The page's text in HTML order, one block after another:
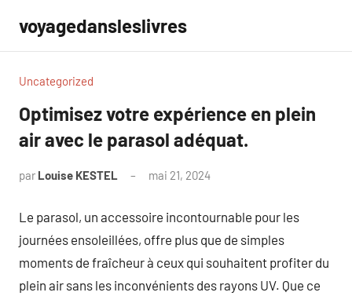
contenu
voyagedansleslivres
Uncategorized
Optimisez votre expérience en plein
air avec le parasol adéquat.
par Louise KESTEL mai 21, 2024
Le parasol, un accessoire incontournable pour les
journées ensoleillées, offre plus que de simples
moments de fraîcheur à ceux qui souhaitent profiter du
plein air sans les inconvénients des rayons UV. Que ce